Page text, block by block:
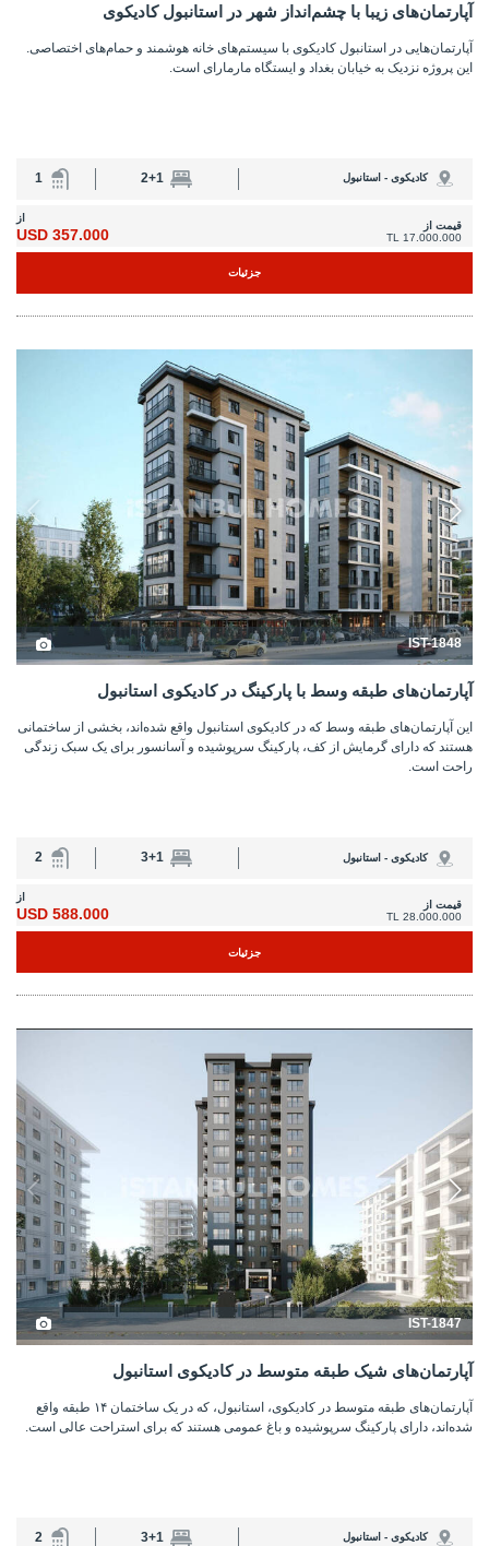
آپارتمان‌های زیبا با چشم‌انداز شهر در استانبول کادیکوی
آپارتمان‌هایی در استانبول کادیکوی با سیستم‌های خانه هوشمند و حمام‌های اختصاصی.
این پروژه نزدیک به خیابان بغداد و ایستگاه مارمارای است.
کادیکوی - استانبول 2+1
1
قیمت از
17.000.000 TL
از
357.000 USD
جزئیات
IST-1848
آپارتمان‌های طبقه وسط با پارکینگ در کادیکوی استانبول
این آپارتمان‌های طبقه وسط که در کادیکوی استانبول واقع شده‌اند، بخشی از ساختمانی
هستند که دارای گرمایش از کف، پارکینگ سرپوشیده و آسانسور برای یک سبک زندگی
راحت است.
کادیکوی - استانبول 3+1
2
قیمت از
28.000.000 TL
از
588.000 USD
جزئیات
IST-1847
آپارتمان‌های شیک طبقه متوسط ​​در کادیکوی استانبول
آپارتمان‌های طبقه متوسط ​​در کادیکوی، استانبول، که در یک ساختمان ۱۴ طبقه واقع
شده‌اند، دارای پارکینگ سرپوشیده و باغ عمومی هستند که برای استراحت عالی است.
کادیکوی - استانبول 3+1
2